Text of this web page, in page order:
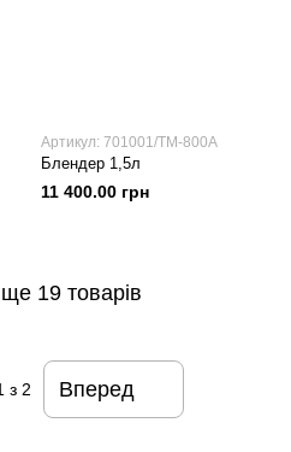
Артикул: 701001/TM-800A
Блендер 1,5л
11 400.00 грн
19 товарів
з 2 Вперед